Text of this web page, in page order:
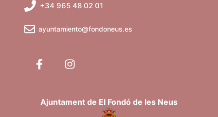
+34 965 48 02 01
ayuntamiento@fondoneus.es
Ajuntament de El Fondó de les Neus